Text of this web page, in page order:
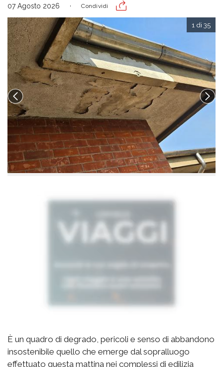
07 Agosto 2026 Condividi
1 di 35
È un quadro di degrado, pericoli e senso di abbandono
insostenibile quello che emerge dal sopralluogo
effettuato questa mattina nei complessi di edilizia